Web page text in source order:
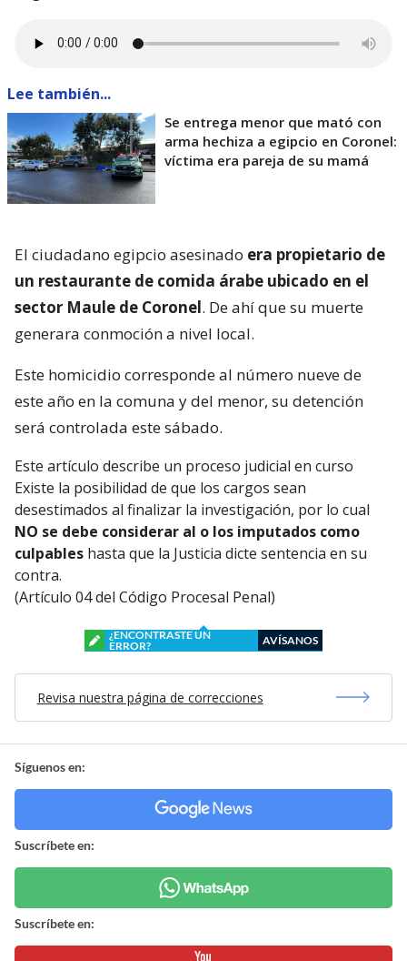
Lee también...
Se entrega menor que mató con
arma hechiza a egipcio en Coronel:
víctima era pareja de su mamá
El ciudadano egipcio asesinado era propietario de
un restaurante de comida árabe ubicado en el
sector Maule de Coronel. De ahí que su muerte
generara conmoción a nivel local.
Este homicidio corresponde al número nueve de
este año en la comuna y del menor, su detención
será controlada este sábado.
Este artículo describe un proceso judicial en curso
Existe la posibilidad de que los cargos sean
desestimados al finalizar la investigación, por lo cual
NO se debe considerar al o los imputados como
culpables hasta que la Justicia dicte sentencia en su
contra.
(Artículo 04 del Código Procesal Penal)
¿ENCONTRASTE UN
ERROR?
AVÍSANOS
Revisa nuestra página de correcciones
Síguenos en:
Suscríbete en:
Suscríbete en: